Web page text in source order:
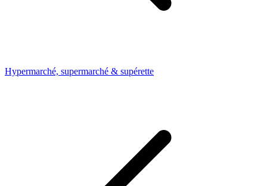
Hypermarché, supermarché & supérette